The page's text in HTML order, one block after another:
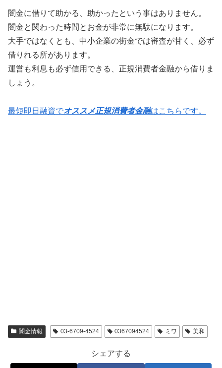
闇金に借りて助かる、助かったという事はありません。
闇金と関わった時間とお金が非常に無駄になります。
大手ではなくとも、中小企業の街金では審査が甘く、必ず
借りれる所があります。
運営も利息も必ず信用できる、正規消費者金融から借りま
しょう。
最短即日融資でオススメ正規消費者金融はこちらです。
闇金情報 03-6709-4524 0367094524 ミワ 美和
シェアする